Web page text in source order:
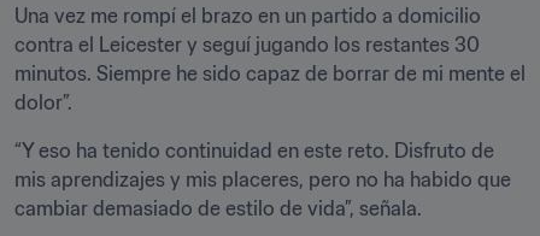
Una vez me rompí el brazo en un partido a domicilio
contra el Leicester y seguí jugando los restantes 30
minutos. Siempre he sido capaz de borrar de mi mente el
dolor”.
“Y eso ha tenido continuidad en este reto. Disfruto de
mis aprendizajes y mis placeres, pero no ha habido que
cambiar demasiado de estilo de vida”, señala.